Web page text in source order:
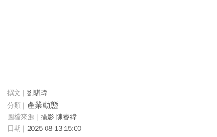
劉騏瑋
產業動態
攝影 陳睿緯
2025-08-13 15:00